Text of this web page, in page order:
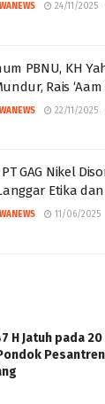
24/11/2025
PBNU, KH
Rais
22/11/2025
GAG Nikel
Etika dan
11/06/2025
H Jatuh pada